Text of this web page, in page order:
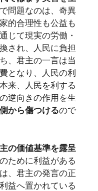
問題なのは、奇異
的合理性も公益も
じて現実の労働・
され、人民に負担
、君主の一言は当
となり、人民の利
来、人民を利する
逆向きの作用を生
から傷つけるので
の価値基準を露呈
ために利益がある
、君主の発言の正
益へ置かれている